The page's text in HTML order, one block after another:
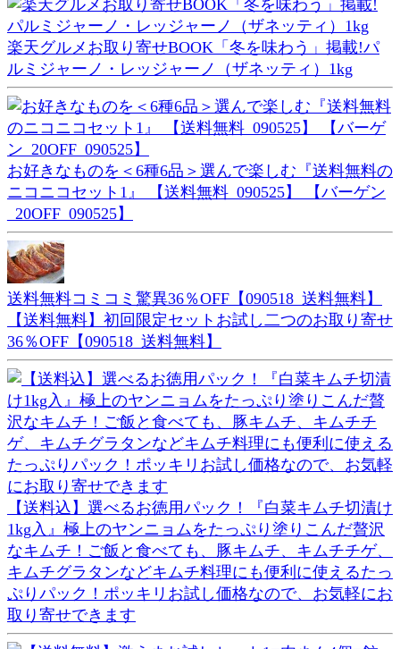
楽天グルメお取り寄せBOOK「冬を味わう」掲載!パ
ルミジャーノ・レッジャーノ（ザネッティ）1kg
お好きなものを＜6種6品＞選んで楽しむ『送料無料の
ニコニコセット1』 【送料無料_090525】 【バーゲン
_20OFF_090525】
送料無料コミコミ驚異36％OFF【090518_送料無料】
【送料無料】初回限定セットお試し二つのお取り寄せ
36％OFF【090518_送料無料】
【送料込】選べるお徳用パック！『白菜キムチ切漬け
1kg入』極上のヤンニョムをたっぷり塗りこんだ贅沢
なキムチ！ご飯と食べても、豚キムチ、キムチチゲ、
キムチグラタンなどキムチ料理にも便利に使えるたっ
ぷりパック！ポッキリお試し価格なので、お気軽にお
取り寄せできます